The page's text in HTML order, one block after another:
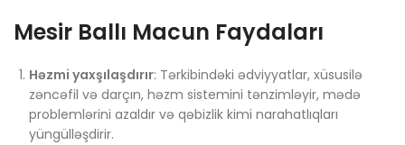
Mesir Ballı Macun Faydaları
Həzmi yaxşılaşdırır: Tərkibindəki ədviyyatlar, xüsusilə
zəncəfil və darçın, həzm sistemini tənzimləyir, mədə
problemlərini azaldır və qəbizlik kimi narahatlıqları
yüngülləşdirir.